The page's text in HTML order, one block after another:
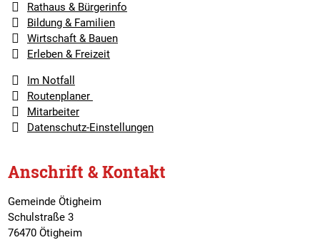
Rathaus & Bürgerinfo
Bildung & Familien
Wirtschaft & Bauen
Erleben & Freizeit
Im Notfall
Routenplaner
Mitarbeiter
Datenschutz-Einstellungen
Anschrift & Kontakt
Gemeinde Ötigheim
Schulstraße 3
76470 Ötigheim